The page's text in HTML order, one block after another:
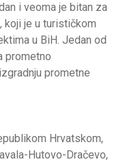
i veoma je bitan za
koji je u turističkom
u BiH. Jedan od
prometno
prometne
Hrvatskom,
Hutovo-Dračevo,